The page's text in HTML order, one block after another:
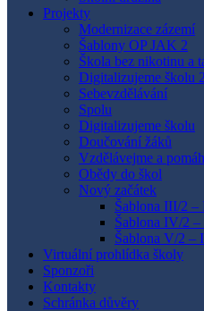
Projekty
Modernizace zázemí
Šablony OP JAK 2
Škola bez nikotinu a
Digitalizujeme školu 2
Sebevzdělávání
Spolu
Digitalizujeme školu
Doučování žáků
Vzdělávejme a
Obědy do škol
Nový začátek
Šablona III/2
Šablona IV/2
Šablona V/2 –
Virtuální prohlídka školy
Sponzoři
Kontakty
Schránka důvěry